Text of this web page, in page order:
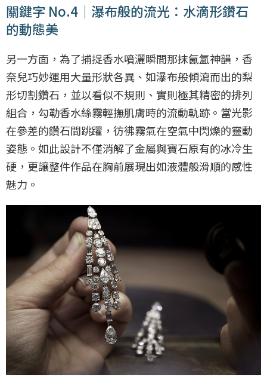
關鍵字 No.4｜瀑布般的流光：水滴形鑽石
的動態美
另一方面，為了捕捉香水噴灑瞬間那抹氤氳神韻，香
奈兒巧妙運用大量形狀各異、如瀑布般傾瀉而出的梨
形切割鑽石，並以看似不規則、實則極其精密的排列
組合，勾勒香水絲霧輕撫肌膚時的流動軌跡。當光影
在參差的鑽石間跳躍，彷彿霧氣在空氣中閃爍的靈動
姿態。如此設計不僅消解了金屬與寶石原有的冰冷生
硬，更讓整件作品在胸前展現出如液體般滑順的感性
魅力。